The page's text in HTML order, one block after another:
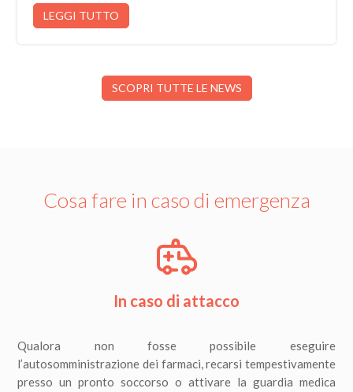
LEGGI TUTTO
SCOPRI TUTTE LE NEWS
Cosa fare in caso di emergenza
In caso di attacco
Qualora non fosse possibile eseguire
l’autosomministrazione dei farmaci, recarsi tempestivamente
presso un pronto soccorso o attivare la guardia medica